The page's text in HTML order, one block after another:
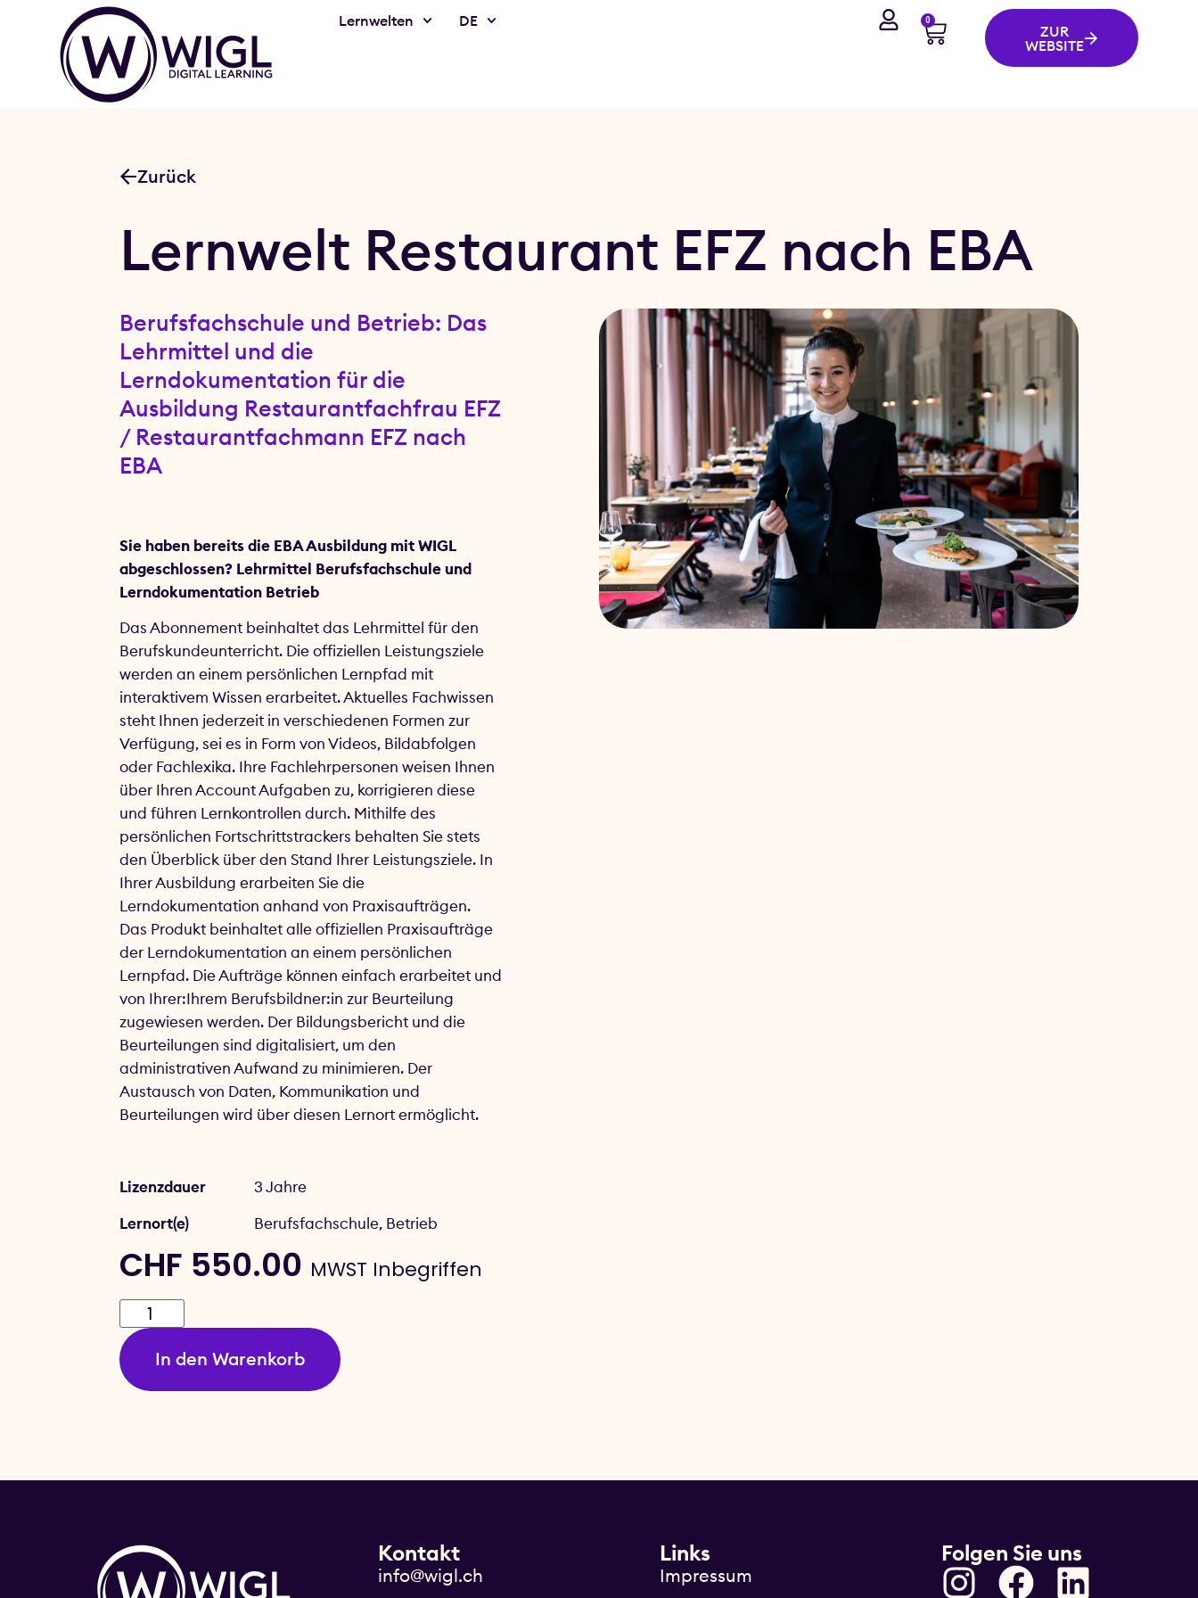
Lernwelten DE 0
ZUR
WEBSITE
Zurück
Lernwelt Restaurant EFZ nach EBA
Berufsfachschule und Betrieb: Das
Lehrmittel und die
Lerndokumentation für die
Ausbildung Restaurantfachfrau EFZ
/ Restaurantfachmann EFZ nach
EBA
Sie haben bereits die EBA Ausbildung mit WIGL
abgeschlossen? Lehrmittel Berufsfachschule und
Lerndokumentation Betrieb
Das Abonnement beinhaltet das Lehrmittel für den
Berufskundeunterricht. Die offiziellen Leistungsziele
werden an einem persönlichen Lernpfad mit
interaktivem Wissen erarbeitet. Aktuelles Fachwissen
steht Ihnen jederzeit in verschiedenen Formen zur
Verfügung, sei es in Form von Videos, Bildabfolgen
oder Fachlexika. Ihre Fachlehrpersonen weisen Ihnen
über Ihren Account Aufgaben zu, korrigieren diese
und führen Lernkontrollen durch. Mithilfe des
persönlichen Fortschrittstrackers behalten Sie stets
den Überblick über den Stand Ihrer Leistungsziele. In
Ihrer Ausbildung erarbeiten Sie die
Lerndokumentation anhand von Praxisaufträgen.
Das Produkt beinhaltet alle offiziellen Praxisaufträge
der Lerndokumentation an einem persönlichen
Lernpfad. Die Aufträge können einfach erarbeitet und
von Ihrer:Ihrem Berufsbildner:in zur Beurteilung
zugewiesen werden. Der Bildungsbericht und die
Beurteilungen sind digitalisiert, um den
administrativen Aufwand zu minimieren. Der
Austausch von Daten, Kommunikation und
Beurteilungen wird über diesen Lernort ermöglicht.
Lizenzdauer
3 Jahre
Lernort(e)
Berufsfachschule, Betrieb
CHF 550.00 MWST Inbegriffen
In den Warenkorb
Kontakt
info@wigl.ch
Links
Impressum
Folgen Sie uns